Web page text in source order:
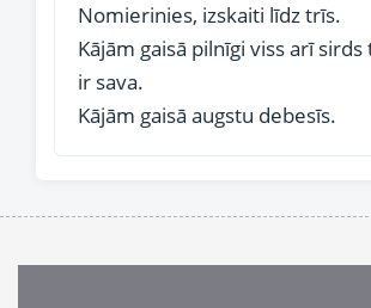
Nomierinies, izskaiti līdz trīs.
Kājām gaisā pilnīgi viss arī
ir sava.
Kājām gaisā augstu debesīs.